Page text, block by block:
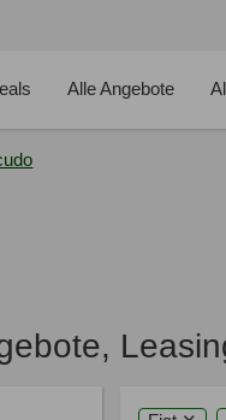
Alle Angebote